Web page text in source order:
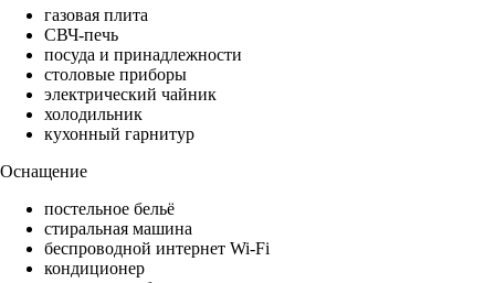
газовая плита
СВЧ-печь
посуда и принадлежности
столовые приборы
электрический чайник
холодильник
кухонный гарнитур
Оснащение
постельное бельё
стиральная машина
беспроводной интернет Wi-Fi
кондиционер